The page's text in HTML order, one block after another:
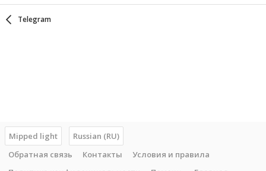
Telegram
Mipped light
Russian (RU)
Обратная связь
Контакты
Условия и правила